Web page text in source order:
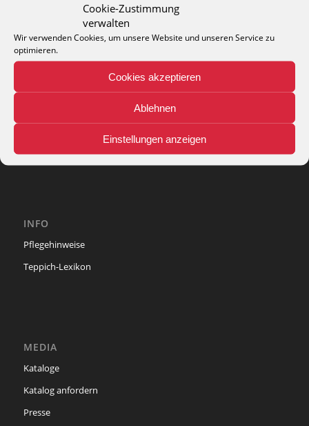
Cookie-Zustimmung
verwalten
Wir verwenden Cookies, um unsere Website und unseren Service zu
optimieren.
Cookies akzeptieren
Ablehnen
Einstellungen anzeigen
phone: + 49 (2327) 3083 - 20
info@theko-collection.com
INFO
Pflegehinweise
Teppich-Lexikon
MEDIA
Kataloge
Katalog anfordern
Presse